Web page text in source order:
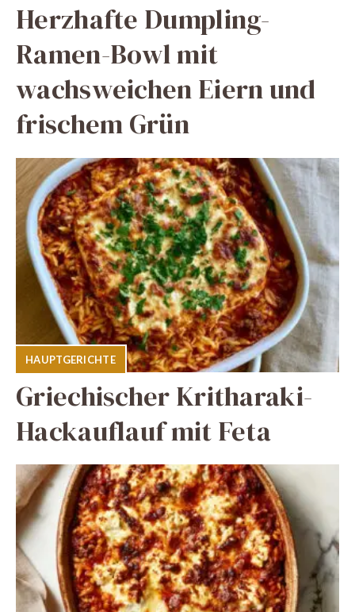
Herzhafte Dumpling-
Ramen-Bowl mit
wachsweichen Eiern und
frischem Grün
HAUPTGERICHTE
Griechischer Kritharaki-
Hackauflauf mit Feta